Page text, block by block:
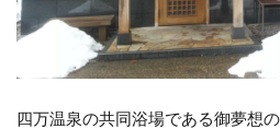
四万温泉の共同浴場である御夢想